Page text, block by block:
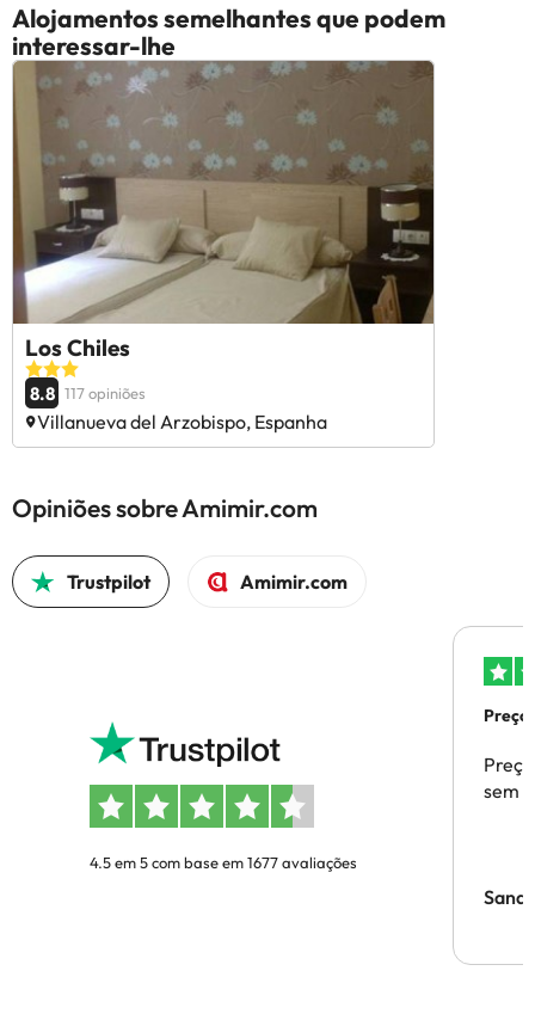
Alojamentos semelhantes que podem
interessar-lhe
Los Chiles
8.8 117 opiniões
Villanueva del Arzobispo, Espanha
Opiniões sobre Amimir.com
Trustpilot Amimir.com
4.5 em 5 com base em 1677 avaliações
sem